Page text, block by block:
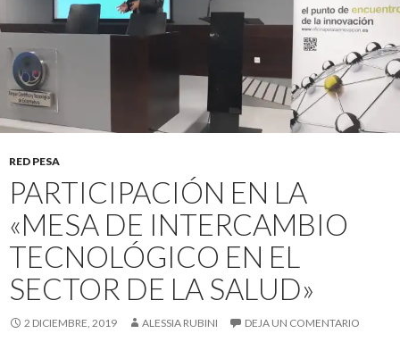
RED PESA
PARTICIPACIÓN EN LA
«MESA DE INTERCAMBIO
TECNOLÓGICO EN EL
SECTOR DE LA SALUD»
2 DICIEMBRE, 2019 ALESSIA RUBINI DEJA UN COMENTARIO